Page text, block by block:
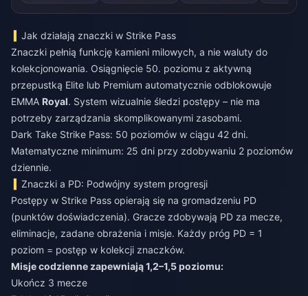
Jak działają znaczki w Strike Pass
Znaczki pełnią funkcję kamieni milowych, a nie waluty do
kolekcjonowania. Osiągnięcie 50. poziomu z aktywną
przepustką Elite lub Premium automatycznie odblokowuje
EMMA Royal. System wizualnie śledzi postępy – nie ma
potrzeby zarządzania skomplikowanymi zasobami.
Dark Take Strike Pass: 50 poziomów w ciągu 42 dni.
Matematyczne minimum: 25 dni przy zdobywaniu 2 poziomów
dziennie.
Znaczki a PD: Podwójny system progresji
Postępy w Strike Pass opierają się na gromadzeniu PD
(punktów doświadczenia). Gracze zdobywają PD za mecze,
eliminacje, zadane obrażenia i misje. Każdy próg PD = 1
poziom = postęp w kolekcji znaczków.
Misje codzienne zapewniają 1,2–1,5 poziomu:
Ukończ 3 mecze